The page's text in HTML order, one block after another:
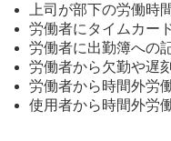
上司が部下の労働時
労働者にタイムカー
労働者に出勤簿への
労働者から欠勤や遅
労働者から時間外労
使用者から時間外労